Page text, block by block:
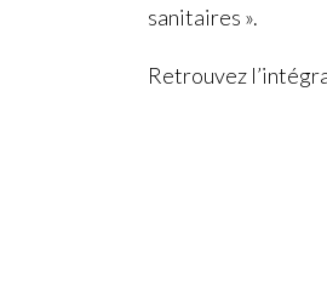
sanitaires ».
Retrouvez